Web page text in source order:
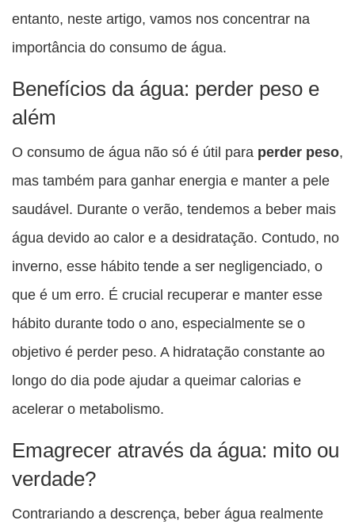
entanto, neste artigo, vamos nos concentrar na
importância do consumo de água.
Benefícios da água: perder peso e
além
O consumo de água não só é útil para perder peso,
mas também para ganhar energia e manter a pele
saudável. Durante o verão, tendemos a beber mais
água devido ao calor e a desidratação. Contudo, no
inverno, esse hábito tende a ser negligenciado, o
que é um erro. É crucial recuperar e manter esse
hábito durante todo o ano, especialmente se o
objetivo é perder peso. A hidratação constante ao
longo do dia pode ajudar a queimar calorias e
acelerar o metabolismo.
Emagrecer através da água: mito ou
verdade?
Contrariando a descrença, beber água realmente